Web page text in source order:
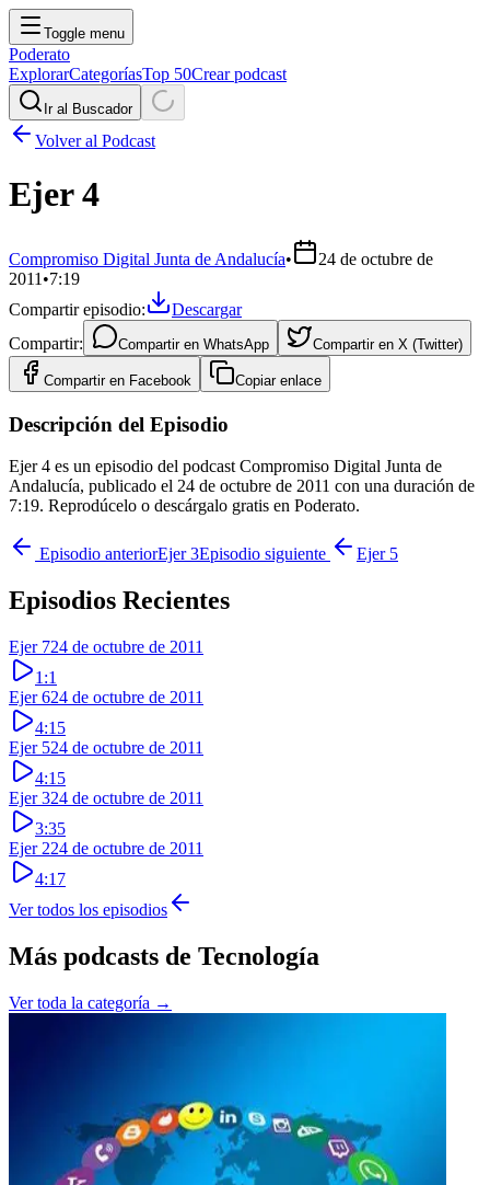
Toggle menu
Poderato
ExplorarCategoríasTop 50Crear podcast
Ir al Buscador
Volver al Podcast
Ejer 4
Compromiso Digital Junta de Andalucía•
24 de octubre de
2011 •7:19
Compartir episodio:
Descargar
Compartir:
Compartir en WhatsApp Compartir en X (Twitter)
Compartir en Facebook Copiar enlace
Descripción del Episodio
Ejer 4 es un episodio del podcast Compromiso Digital Junta de
Andalucía, publicado el 24 de octubre de 2011 con una duración de
7:19. Reprodúcelo o descárgalo gratis en Poderato.
Episodio anteriorEjer 3Episodio siguiente Ejer 5
Episodios Recientes
Ejer 724 de octubre de 2011
1:1
Ejer 624 de octubre de 2011
4:15
Ejer 524 de octubre de 2011
4:15
Ejer 324 de octubre de 2011
3:35
Ejer 224 de octubre de 2011
4:17
Ver todos los episodios
Más podcasts de Tecnología
Ver toda la categoría →